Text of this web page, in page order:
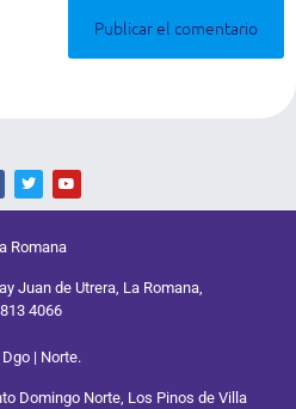
Romana
Juan de Utrera, La Romana,
4066
| Norte.
Domingo Norte, Los Pinos de Villa